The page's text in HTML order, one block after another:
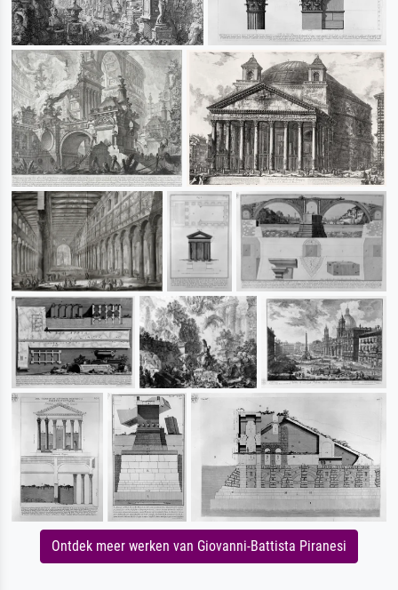
Ontdek meer werken van Giovanni-Battista Piranesi